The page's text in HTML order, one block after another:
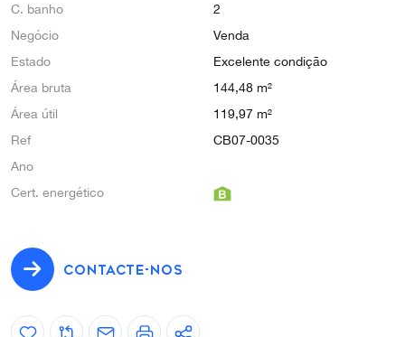
C. banho
2
Negócio
Venda
Estado
Excelente condição
Área bruta
144,48 m²
Área útil
119,97 m²
Ref
CB07-0035
Ano
Cert. energético
CONTACTE-NOS